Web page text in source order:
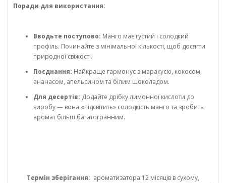
Поради для використання:
Вводьте поступово: Манго має густий і солодкий
профіль. Починайте з мінімальної кількості, щоб досягти
природної свіжості.
Поєднання: Найкраще гармонує з маракуєю, кокосом,
ананасом, апельсином та білим шоколадом.
Для десертів: Додайте дрібку лимонної кислоти до
виробу — вона «підсвітить» солодкість манго та зробить
аромат більш багатогранним.
Термін зберігання: ароматизатора 12 місяців в сухому,